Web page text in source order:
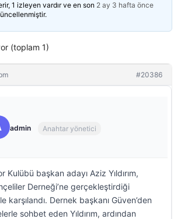
1 izleyen vardır ve en son 2 ay 3 hafta önce
(toplam 1)
#20386
admin Anahtar yönetici
Kulübü başkan adayı Aziz Yıldırım,
Derneği’ne gerçekleştirdiği
karşılandı. Dernek başkanı Güven’den
sohbet eden Yıldırım, ardından